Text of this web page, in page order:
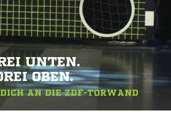
UNTEN.
OBEN.
AN DIE ZDF-TORWAND